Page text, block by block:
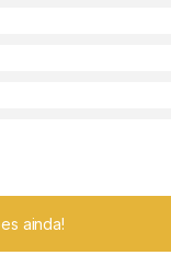
ainda!